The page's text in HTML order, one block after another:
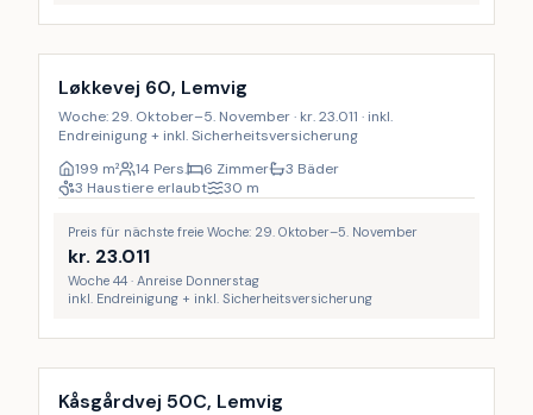
Inkl. Endreinigung
Løkkevej 60, Lemvig
Woche: 29. Oktober–5. November · kr. 23.011 · inkl.
Endreinigung + inkl. Sicherheitsversicherung
199 m² 14 Pers. 6 Zimmer
3 Bäder
3 Haustiere erlaubt
30 m
Preis für nächste freie Woche: 29. Oktober–5. November
kr. 23.011
Woche 44 · Anreise Donnerstag
inkl. Endreinigung + inkl. Sicherheitsversicherung
Kåsgårdvej 50C, Lemvig